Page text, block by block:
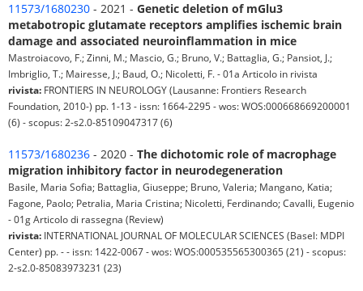
11573/1680230 - 2021 - Genetic deletion of mGlu3
metabotropic glutamate receptors amplifies ischemic brain
damage and associated neuroinflammation in mice
Mastroiacovo, F.; Zinni, M.; Mascio, G.; Bruno, V.; Battaglia, G.; Pansiot, J.;
Imbriglio, T.; Mairesse, J.; Baud, O.; Nicoletti, F. - 01a Articolo in rivista
rivista: FRONTIERS IN NEUROLOGY (Lausanne: Frontiers Research
Foundation, 2010-) pp. 1-13 - issn: 1664-2295 - wos: WOS:000668669200001
(6) - scopus: 2-s2.0-85109047317 (6)
11573/1680236 - 2020 - The dichotomic role of macrophage
migration inhibitory factor in neurodegeneration
Basile, Maria Sofia; Battaglia, Giuseppe; Bruno, Valeria; Mangano, Katia;
Fagone, Paolo; Petralia, Maria Cristina; Nicoletti, Ferdinando; Cavalli, Eugenio
- 01g Articolo di rassegna (Review)
rivista: INTERNATIONAL JOURNAL OF MOLECULAR SCIENCES (Basel: MDPI
Center) pp. - - issn: 1422-0067 - wos: WOS:000535565300365 (21) - scopus:
2-s2.0-85083973231 (23)